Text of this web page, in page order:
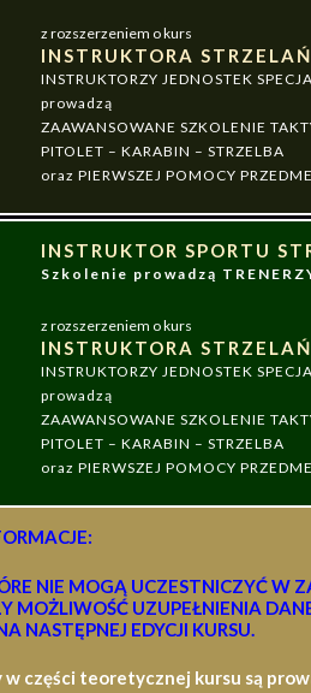
z rozszerzeniem o kurs
INSTRUKTORA
INSTRUKTORZY JEDNOSTEK
prowadzą
ZAAWANSOWANE SZKOLENIE
PITOLET – KARABIN – STRZELBA
oraz PIERWSZEJ POMOCY
INSTRUKTOR SPORTU
Szkolenie prowadzą
z rozszerzeniem o kurs
INSTRUKTORA
INSTRUKTORZY JEDNOSTEK
prowadzą
ZAAWANSOWANE SZKOLENIE
PITOLET – KARABIN – STRZELBA
oraz PIERWSZEJ POMOCY
NIE MOGĄ UCZESTNICZYĆ W
MOŻLIWOŚĆ UZUPEŁNIENIA
NASTĘPNEJ EDYCJI KURSU.
w części teoretycznej kursu są